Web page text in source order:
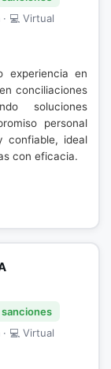
· 💻 Virtual
experiencia en
conciliaciones
soluciones
personal
confiable, ideal
con eficacia.
· 💻 Virtual